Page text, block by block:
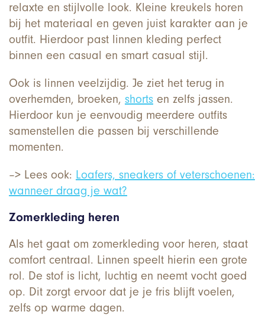
relaxte en stijlvolle look. Kleine kreukels horen
bij het materiaal en geven juist karakter aan je
outfit. Hierdoor past linnen kleding perfect
binnen een casual en smart casual stijl.
Ook is linnen veelzijdig. Je ziet het terug in
overhemden, broeken, shorts en zelfs jassen.
Hierdoor kun je eenvoudig meerdere outfits
samenstellen die passen bij verschillende
momenten.
–> Lees ook: Loafers, sneakers of veterschoenen:
wanneer draag je wat?
Zomerkleding heren
Als het gaat om zomerkleding voor heren, staat
comfort centraal. Linnen speelt hierin een grote
rol. De stof is licht, luchtig en neemt vocht goed
op. Dit zorgt ervoor dat je je fris blijft voelen,
zelfs op warme dagen.